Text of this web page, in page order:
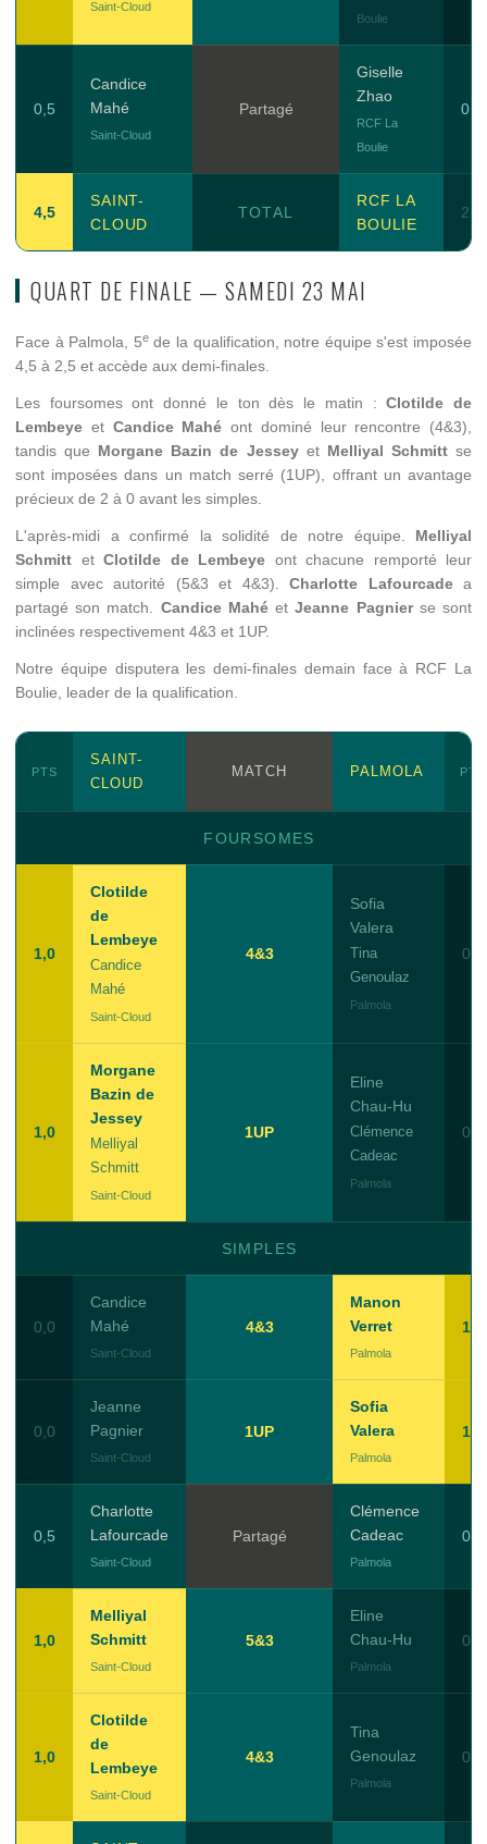
Saint-Cloud
Boulie
0,5
Candice
Mahé
Saint-Cloud
Partagé
Giselle
Zhao
RCF La
Boulie
0,5
4,5
SAINT-
CLOUD
TOTAL
RCF LA
BOULIE
2,5
QUART DE FINALE — SAMEDI 23 MAI
Face à Palmola, 5ede la qualification, notre équipe s'est imposée
4,5 à 2,5 et accède aux demi-finales.
Les foursomes ont donné le ton dès le matin :Clotilde de
Lembeye et Candice Mahé ont dominé leur rencontre (4&3),
tandis que Morgane Bazin de Jesseyet Melliyal Schmittse
sont imposées dans un match serré (1UP), offrant un avantage
précieux de 2 à 0 avant les simples.
L'après-midi a confirmé la solidité de notre équipe. Melliyal
Schmitt et Clotilde de Lembeye ont chacune remporté leur
simple avec autorité (5&3 et 4&3). Charlotte Lafourcadea
partagé son match. Candice MahéetJeanne Pagnier se sont
inclinées respectivement 4&3 et 1UP.
Notre équipe disputera les demi-finales demain face à RCF La
Boulie, leader de la qualification.
PTS
SAINT-
CLOUD
MATCH PALMOLA PTS
FOURSOMES
1,0
Clotilde
de
Lembeye
Candice
Mahé
Saint-Cloud
4&3
Sofia
Valera
Tina
Genoulaz
Palmola
0,0
1,0
Morgane
Bazin de
Jessey
Melliyal
Schmitt
Saint-Cloud
1UP
Eline
Chau-Hu
Clémence
Cadeac
Palmola
0,0
SIMPLES
0,0
Candice
Mahé
Saint-Cloud
4&3
Manon
Verret
Palmola
1,0
0,0
Jeanne
Pagnier
Saint-Cloud
1UP
Sofia
Valera
Palmola
1,0
0,5
Charlotte
Lafourcade
Saint-Cloud
Partagé
Clémence
Cadeac
Palmola
0,5
1,0
Melliyal
Schmitt
Saint-Cloud
5&3
Eline
Chau-Hu
Palmola
0,0
1,0
Clotilde
de
Lembeye
Saint-Cloud
4&3
Tina
Genoulaz
Palmola
0,0